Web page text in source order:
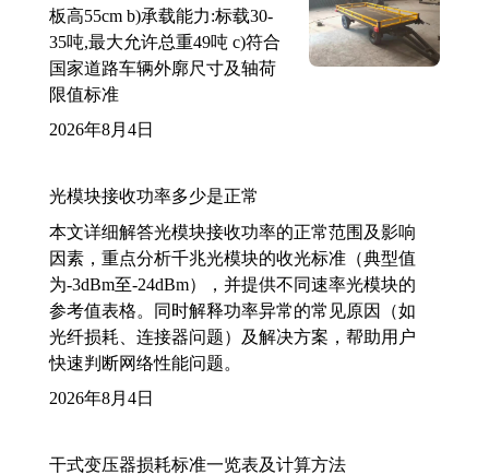
板高55cm b)承载能力:标载30-
35吨,最大允许总重49吨 c)符合
国家道路车辆外廓尺寸及轴荷
限值标准
2026年8月4日
光模块接收功率多少是正常
本文详细解答光模块接收功率的正常范围及影响
因素，重点分析千兆光模块的收光标准（典型值
为-3dBm至-24dBm），并提供不同速率光模块的
参考值表格。同时解释功率异常的常见原因（如
光纤损耗、连接器问题）及解决方案，帮助用户
快速判断网络性能问题。
2026年8月4日
干式变压器损耗标准一览表及计算方法